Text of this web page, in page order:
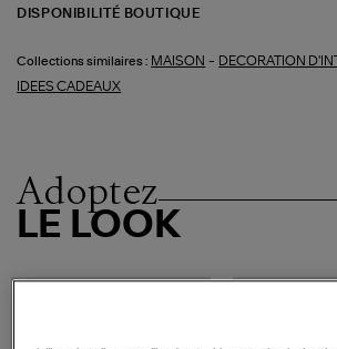
DISPONIBILITÉ BOUTIQUE
Collections similaires : MAISON - DECORATION
IDEES CADEAUX
Adoptez
LE LOOK